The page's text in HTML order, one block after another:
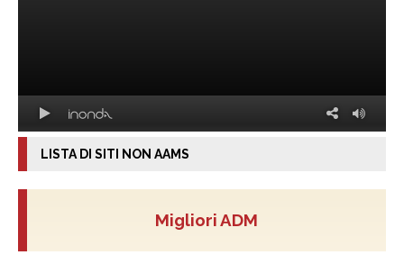
LISTA DI SITI NON AAMS
Migliori ADM